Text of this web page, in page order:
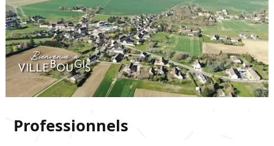
Bienvenue à
VILLEBOUGIS
Au confins nord de la Bourgogne
Professionnels